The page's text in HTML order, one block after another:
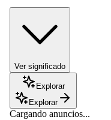
Ver significado
Explorar
Explorar
Cargando anuncios...